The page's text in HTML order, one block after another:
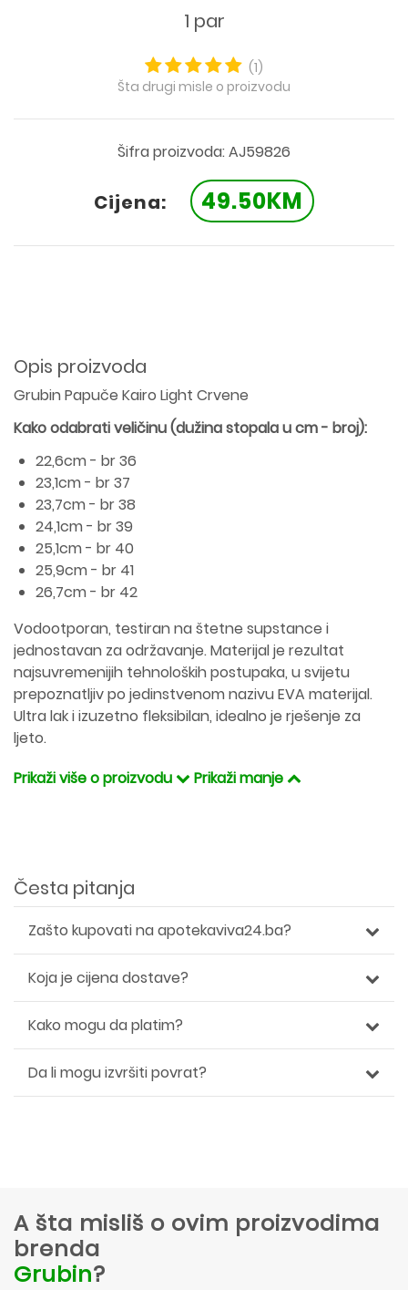
1 par
(1)
Šta drugi misle o proizvodu
Šifra proizvoda: AJ59826
Cijena: 49.50KM
Opis proizvoda
Grubin Papuče Kairo Light Crvene
Kako odabrati veličinu (dužinastopalau cm - broj):
22,6cm - br 36
23,1cm - br 37
23,7cm - br 38
24,1cm - br 39
25,1cm - br 40
25,9cm - br 41
26,7cm - br 42
Vodootporan, testiran na štetne supstance i
jednostavan za održavanje. Materijal je rezultat
najsuvremenijih tehnoloških postupaka, u svijetu
prepoznatljiv po jedinstvenom nazivu EVA materijal.
Ultra lak i izuzetno fleksibilan, idealno je rješenje za
ljeto.
Prikaži više o proizvodu
Prikaži manje
Česta pitanja
Zašto kupovati na apotekaviva24.ba?
Koja je cijena dostave?
Kako mogu da platim?
Da li mogu izvršiti povrat?
A šta misliš o ovim proizvodima
brenda
Grubin?